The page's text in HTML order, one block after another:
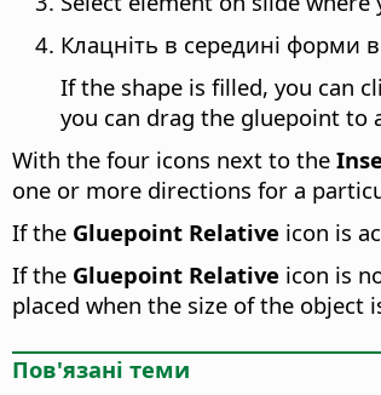
Клацніть в середині форми
If the shape is filled, you can
you can drag the gluepoint to
With the four icons next to the
one or more directions for a
If the Gluepoint Relative icon is
If the Gluepoint Relative icon is
placed when the size of the object
Пов'язані теми